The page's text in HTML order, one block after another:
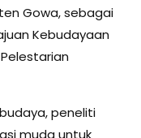
Gowa, sebagai
Kebudayaan
peneliti
muda untuk